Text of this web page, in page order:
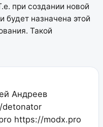
при создании новой
будет назначена этой
Такой
Андреев
detonator
https://modx.pro